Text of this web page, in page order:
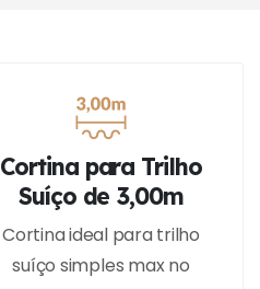
Cortina para Trilho
Suíço de 3,00m
Cortina ideal para trilho
suíço simples max no